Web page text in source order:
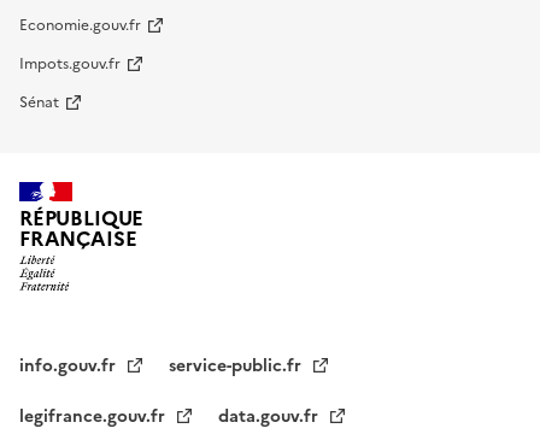
Economie.gouv.fr
Impots.gouv.fr
Sénat
RÉPUBLIQUE
FRANÇAISE
info.gouv.fr
service-public.fr
legifrance.gouv.fr
data.gouv.fr